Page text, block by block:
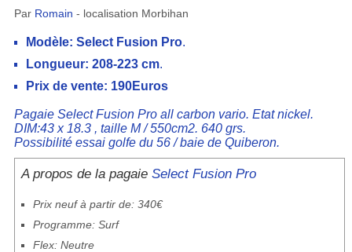
Par Romain - localisation Morbihan
Modèle: Select Fusion Pro.
Longueur: 208-223 cm.
Prix de vente: 190Euros
Pagaie Select Fusion Pro all carbon vario. Etat nickel.
DIM:43 x 18.3 , taille M / 550cm2. 640 grs.
Possibilité essai golfe du 56 / baie de Quiberon.
A propos de la pagaieSelect Fusion Pro
Prix neuf à partir de: 340€
Programme: Surf
Flex: Neutre